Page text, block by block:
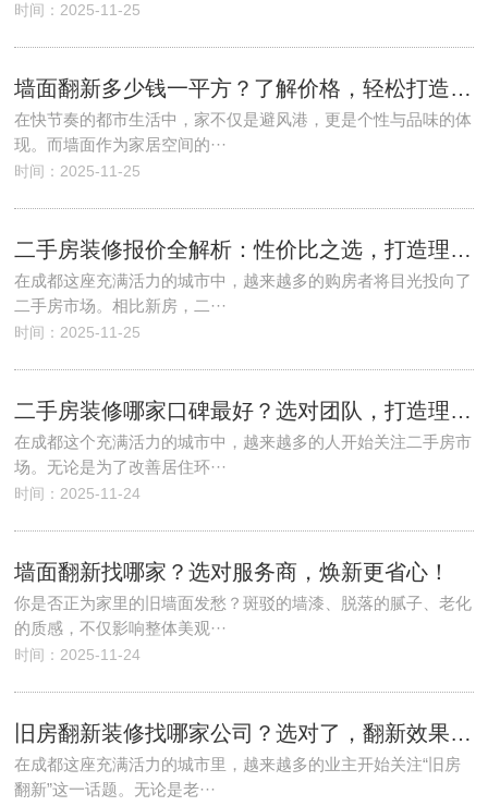
时间：2025-11-25
墙面翻新多少钱一平方？了解价格，轻松打造理想家居！
在快节奏的都市生活中，家不仅是避风港，更是个性与品味的体
现。而墙面作为家居空间的···
时间：2025-11-25
二手房装修报价全解析：性价比之选，打造理想家居新体验！
在成都这座充满活力的城市中，越来越多的购房者将目光投向了
二手房市场。相比新房，二···
时间：2025-11-25
二手房装修哪家口碑最好？选对团队，打造理想家！
在成都这个充满活力的城市中，越来越多的人开始关注二手房市
场。无论是为了改善居住环···
时间：2025-11-24
墙面翻新找哪家？选对服务商，焕新更省心！
你是否正为家里的旧墙面发愁？斑驳的墙漆、脱落的腻子、老化
的质感，不仅影响整体美观···
时间：2025-11-24
旧房翻新装修找哪家公司？选对了，翻新效果事半功倍！
在成都这座充满活力的城市里，越来越多的业主开始关注“旧房
翻新”这一话题。无论是老···